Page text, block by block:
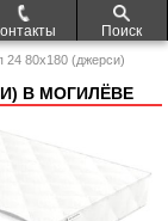
Поиск
80x180 (джерси)
В МОГИЛЁВЕ